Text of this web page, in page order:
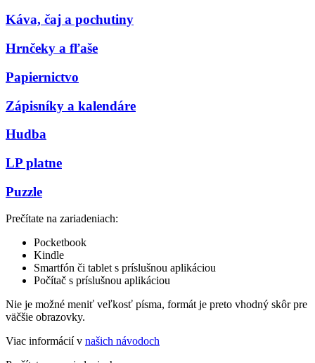
Káva, čaj a pochutiny
Hrnčeky a fľaše
Papiernictvo
Zápisníky a kalendáre
Hudba
LP platne
Puzzle
Prečítate na zariadeniach:
Pocketbook
Kindle
Smartfón či tablet s príslušnou aplikáciou
Počítač s príslušnou aplikáciou
Nie je možné meniť veľkosť písma, formát je preto vhodný skôr pre
väčšie obrazovky.
Viac informácií v našich návodoch